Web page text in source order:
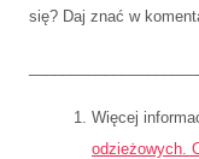
się? Daj znać w
Więcej
odzieżowych.